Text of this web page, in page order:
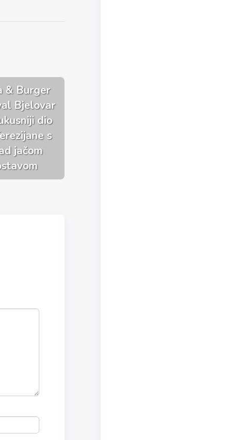
& Burger
Bjelovar
dio
s
jačom